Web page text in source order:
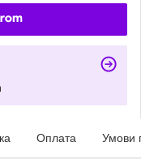
Оплата Умови